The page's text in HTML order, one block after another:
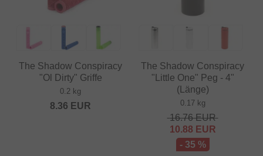
The Shadow Conspiracy
"Ol Dirty" Griffe
0.2 kg
8.36 EUR
The Shadow Conspiracy
"Little One" Peg - 4"
(Länge)
0.17 kg
16.76EUR
10.88 EUR
- 35 %